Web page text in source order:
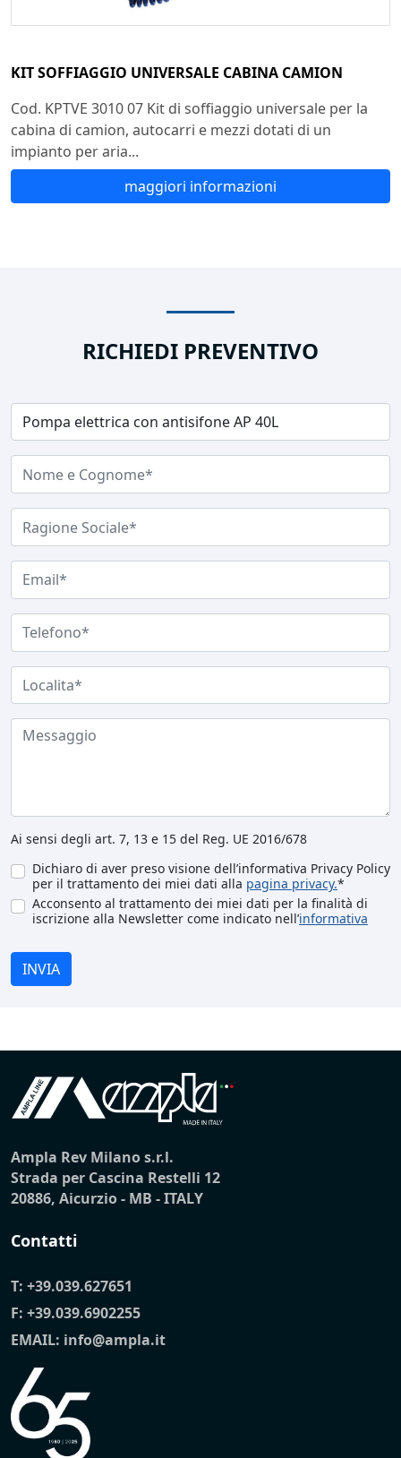
KIT SOFFIAGGIO UNIVERSALE CABINA CAMION
Cod. KPTVE 3010 07 Kit di soffiaggio universale per la
cabina di camion, autocarri e mezzi dotati di un
impianto per aria...
maggiori informazioni
RICHIEDI PREVENTIVO
Ai sensi degli art. 7, 13 e 15 del Reg. UE 2016/678
Dichiaro di aver preso visione dell’informativa Privacy Policy
per il trattamento dei miei dati alla pagina privacy.*
Acconsento al trattamento dei miei dati per la finalità di
iscrizione alla Newsletter come indicato nell’informativa
INVIA
Ampla Rev Milano s.r.l.
Strada per Cascina Restelli 12
20886, Aicurzio - MB - ITALY
Contatti
T: +39.039.627651
F: +39.039.6902255
EMAIL: info@ampla.it